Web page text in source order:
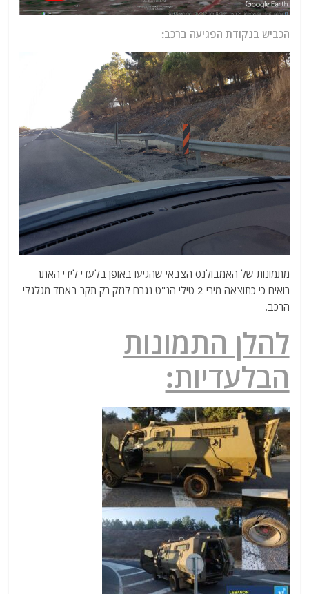
הכביש בנקודת הפגיעה ברכב:
מתמונות של האמבולנס הצבאי שהגיעו באופן בלעדי לידי האתר
רואים כי כתוצאה מירי 2 טילי הנ"ט נגרם לנזק רק תקר באחד מגלגלי
הרכב.
להלן התמונות
הבלעדיות: